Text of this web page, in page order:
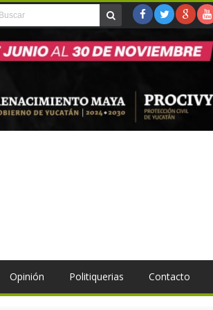
Opinión Politiquerias Contacto